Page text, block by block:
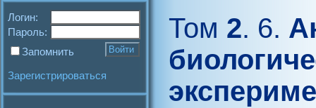
Логин:
Пароль:
Запомнить
Зарегистрироваться
Том 2. 6.